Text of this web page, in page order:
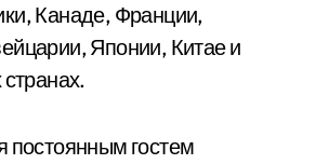
Канаде, Франции,
Японии, Китае и
странах.
постоянным гостем